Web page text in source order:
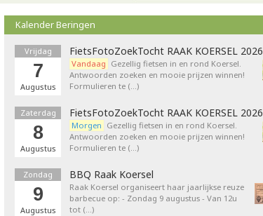
Kalender Beringen
Vrijdag
7
Augustus
FietsFotoZoekTocht RAAK KOERSEL 2026
Vandaag Gezellig fietsen in en rond Koersel.
Antwoorden zoeken en mooie prijzen winnen!
Formulieren te (…)
Zaterdag
8
Augustus
FietsFotoZoekTocht RAAK KOERSEL 2026
Morgen Gezellig fietsen in en rond Koersel.
Antwoorden zoeken en mooie prijzen winnen!
Formulieren te (…)
Zondag
9
Augustus
BBQ Raak Koersel
Raak Koersel organiseert haar jaarlijkse reuze
barbecue op: - Zondag 9 augustus - Van 12u
tot (…)